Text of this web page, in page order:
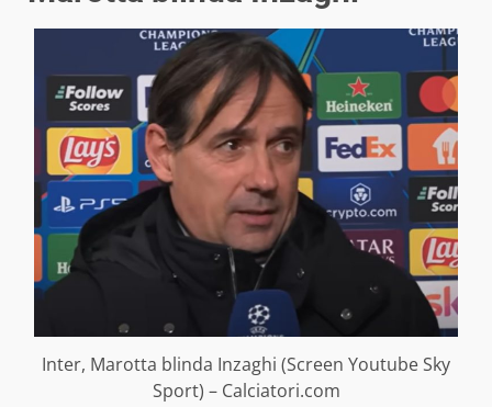
Inter, Marotta blinda Inzaghi (Screen Youtube Sky
Sport) – Calciatori.com